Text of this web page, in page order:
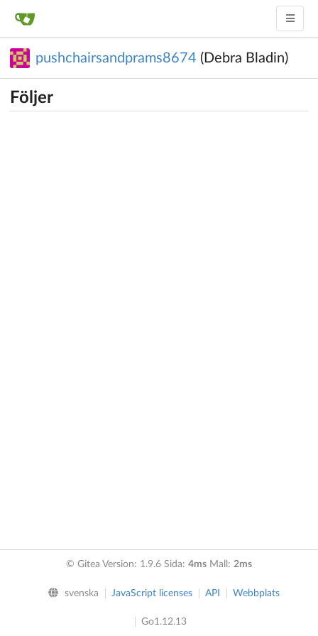
pushchairsandprams8674 (Debra Bladin)
Följer
© Gitea Version: 1.9.6 Sida: 4ms Mall: 2ms
svenska JavaScript licenses API Webbplats
Go1.12.13